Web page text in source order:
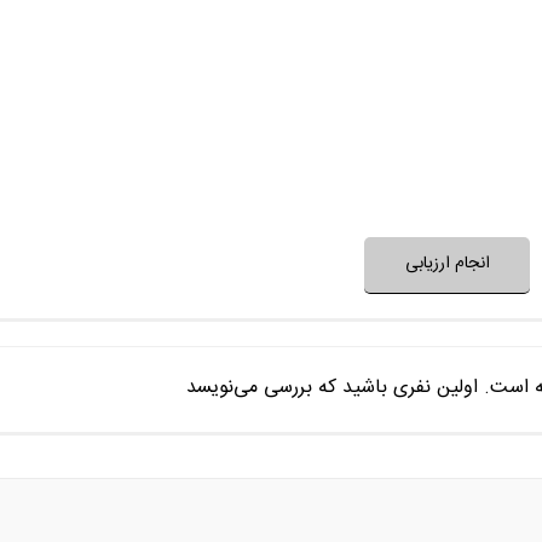
انجام ارزیابی
است. اولین نفری باشید که بررسی می‌نویسد